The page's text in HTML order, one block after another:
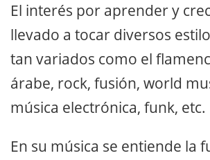
El interés por aprender y
llevado a tocar diversos
tan variados como el
árabe, rock, fusión, world
música electrónica, funk, etc.
En su música se entiende la